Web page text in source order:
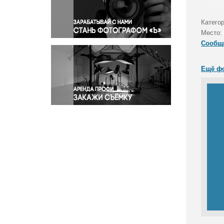
Правосудие
Происшествия и конфликты
Религия
Светская жизнь
Спорт
Экология
Экономика и бизнес
Место:
Ещё